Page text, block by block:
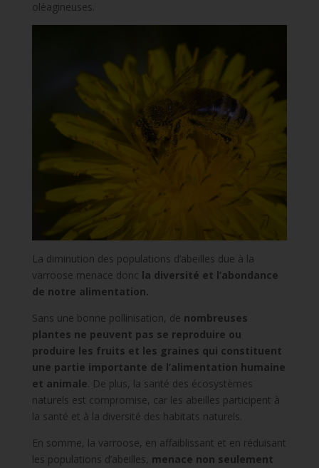
oléagineuses.
La diminution des populations d’abeilles due à la
varroose menace donc la diversité et l’abondance
de notre alimentation.
Sans une bonne pollinisation, de nombreuses
plantes ne peuvent pas se reproduire ou
produire les fruits et les graines qui constituent
une partie importante de l’alimentation humaine
et animale. De plus, la santé des écosystèmes
naturels est compromise, car les abeilles participent à
la santé et à la diversité des habitats naturels.
En somme, la varroose, en affaiblissant et en réduisant
les populations d’abeilles, menace non seulement